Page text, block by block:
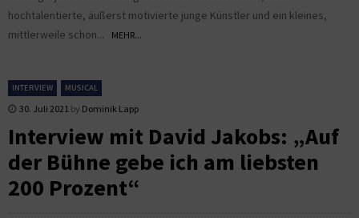
hochtalentierte, äußerst motivierte junge Künstler und ein kleines,
mittlerweile schon...
MEHR...
INTERVIEW MUSICAL
30. Juli 2021 by Dominik Lapp
Interview mit David Jakobs: „Auf
der Bühne gebe ich am liebsten
200 Prozent“